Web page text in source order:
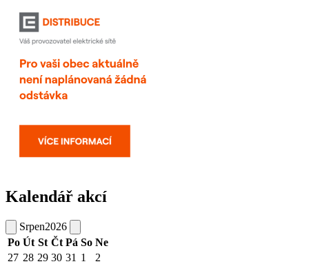
Kalendář akcí
Srpen2026
Po Út St Čt Pá So Ne
27 28 29 30 31 1
2